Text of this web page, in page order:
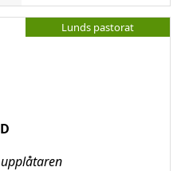
Lunds pastorat